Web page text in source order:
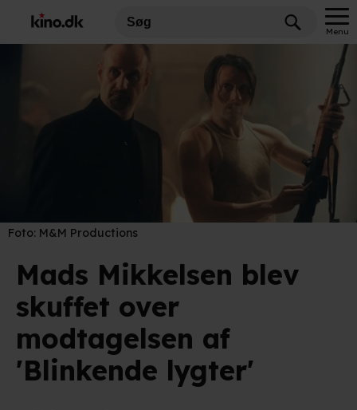
Menu
Foto: M&M Productions
Mads Mikkelsen blev
skuffet over
modtagelsen af
'Blinkende lygter'